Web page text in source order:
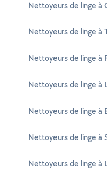
Nettoyeurs de linge à
Nettoyeurs de linge à
Nettoyeurs de linge à
Nettoyeurs de linge à
Nettoyeurs de linge à
Nettoyeurs de linge à
Nettoyeurs de linge à